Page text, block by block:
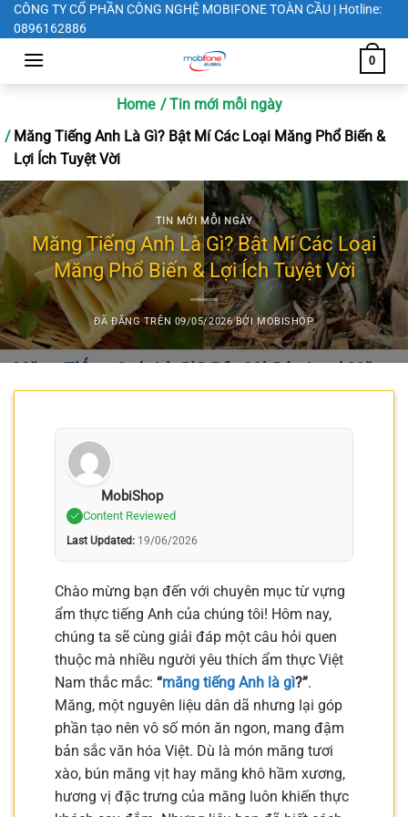
Chuyển
đến
CÔNG TY CỔ PHẦN CÔNG NGHỆ MOBIFONE TOÀN CẦU | Hotline:
0896162886
0
Home
Tin mới mỗi ngày
Măng Tiếng Anh Là Gì? Bật Mí Các Loại Măng Phổ Biến &
Lợi Ích Tuyệt Vời
TIN MỚI MỖI NGÀY
Măng Tiếng Anh Là Gì? Bật Mí Các Loại
Măng Phổ Biến & Lợi Ích Tuyệt Vời
ĐÃ ĐĂNG TRÊN 09/05/2026 BỞIMOBISHOP
MobiShop
Content Reviewed
Last Updated: 19/06/2026
Chào mừng bạn đến với chuyên mục từ vựng
ẩm thực tiếng Anh của chúng tôi! Hôm nay,
chúng ta sẽ cùng giải đáp một câu hỏi quen
thuộc mà nhiều người yêu thích ẩm thực Việt
Nam thắc mắc: “măng tiếng Anh là gì?”.
Măng, một nguyên liệu dân dã nhưng lại góp
phần tạo nên vô số món ăn ngon, mang đậm
bản sắc văn hóa Việt. Dù là món măng tươi
xào, bún măng vịt hay măng khô hầm xương,
hương vị đặc trưng của măng luôn khiến thực